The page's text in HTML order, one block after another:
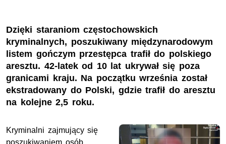
Dzięki staraniom częstochowskich
kryminalnych, poszukiwany międzynarodowym
listem gończym przestępca trafił do polskiego
aresztu. 42-latek od 10 lat ukrywał się poza
granicami kraju. Na początku września został
ekstradowany do Polski, gdzie trafił do aresztu
na kolejne 2,5 roku.
Kryminalni zajmujący się